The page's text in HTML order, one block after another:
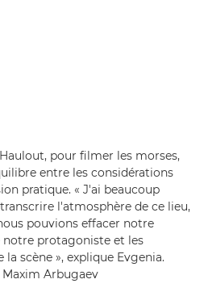
pour filmer les morses,
entre les considérations
pratique. « J'ai beaucoup
l'atmosphère de ce lieu,
pouvions effacer notre
notre protagoniste et les
scène », explique Evgenia.
Arbugaev